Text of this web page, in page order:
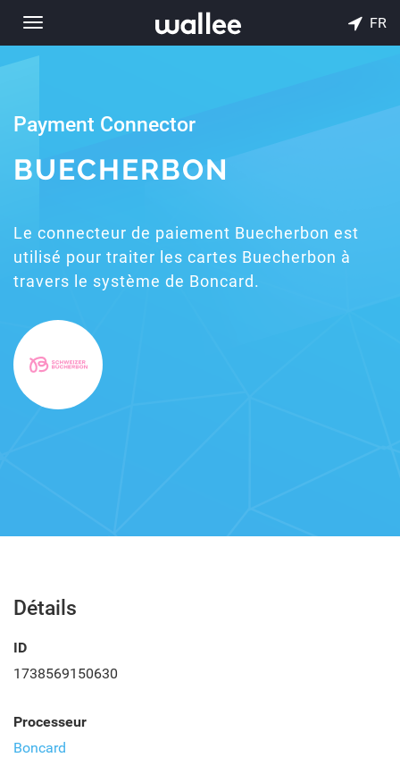
Toggle
navigation
FR
Payment Connector
BUECHERBON
Le connecteur de paiement Buecherbon est
utilisé pour traiter les cartes Buecherbon à
travers le système de Boncard.
Détails
ID
1738569150630
Processeur
Boncard